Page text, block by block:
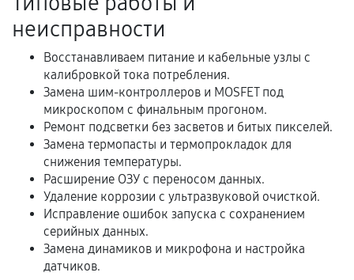
Документы на установленные комплектующие
и кассовый чек.
Расширенная гарантия
В некоторых случаях возможно оформление
расширенной гарантии. Стоимость, сроки и
условия продления согласовываются отдельно и
фиксируются в документах.
Когда гарантия не действует
неисправности
Восстанавливаем питание и кабельные узлы с
калибровкой тока потребления.
Замена шим-контроллеров и MOSFET под
микроскопом с финальным прогоном.
Ремонт подсветки без засветов и битых пикселей.
Замена термопасты и термопрокладок для
снижения температуры.
Расширение ОЗУ с переносом данных.
Удаление коррозии с ультразвуковой очисткой.
Исправление ошибок запуска с сохранением
серийных данных.
Замена динамиков и микрофона и настройка
датчиков.